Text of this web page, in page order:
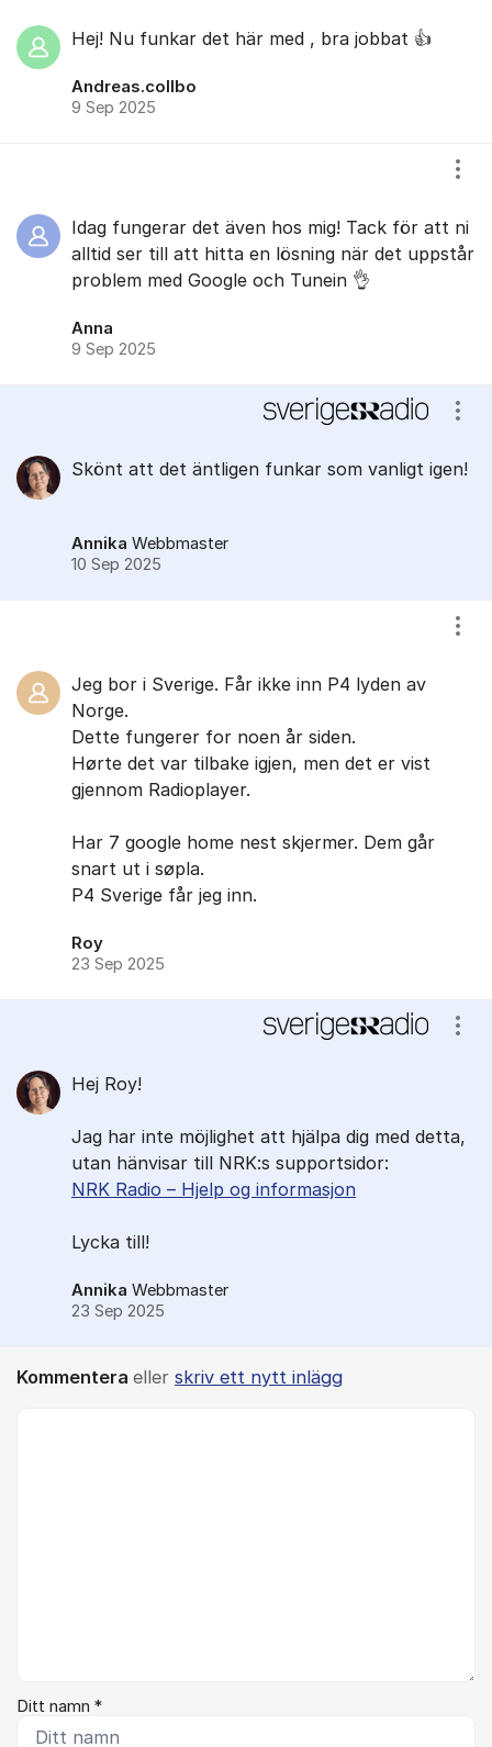
Hej! Nu funkar det här med , bra jobbat 👍
Andreas.collbo
9 Sep 2025
Idag fungerar det även hos mig! Tack för att ni
alltid ser till att hitta en lösning när det uppstår
problem med Google och Tunein 👌
Anna
9 Sep 2025
Skönt att det äntligen funkar som vanligt igen!
Annika Webbmaster
10 Sep 2025
Jeg bor i Sverige. Får ikke inn P4 lyden av
Norge.
Dette fungerer for noen år siden.
Hørte det var tilbake igjen, men det er vist
gjennom Radioplayer.
Har 7 google home nest skjermer. Dem går
snart ut i søpla.
P4 Sverige får jeg inn.
Roy
23 Sep 2025
Hej Roy!
Jag har inte möjlighet att hjälpa dig med detta,
utan hänvisar till NRK:s supportsidor:
NRK Radio – Hjelp og informasjon
Lycka till!
Annika Webbmaster
23 Sep 2025
Kommentera eller skriv ett nytt inlägg
Ditt namn *